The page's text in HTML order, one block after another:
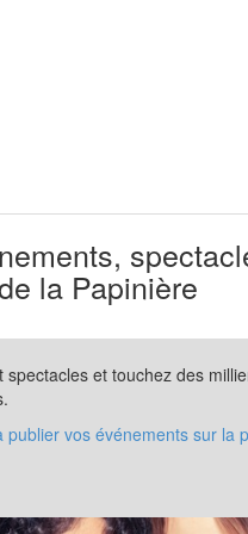
la Papinière
et touchez des
vos événements sur la